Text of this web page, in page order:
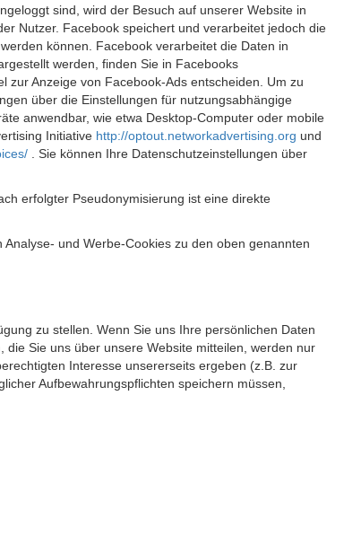
sind, wird der Besuch auf unserer Website in
Nutzer. Facebook speichert und verarbeitet jedoch die
können. Facebook verarbeitet die Daten in
werden, finden Sie in Facebooks
zur Anzeige von Facebook-Ads entscheiden. Um zu
über die Einstellungen für nutzungsabhängige
anwendbar, wie etwa Desktop-Computer oder mobile
Initiative http://optout.networkadvertising.org und
. Sie können Ihre Datenschutzeinstellungen über
erfolgter Pseudonymisierung ist eine direkte
und Werbe-Cookies zu den oben genannten
zu stellen. Wenn Sie uns Ihre persönlichen Daten
Sie uns über unsere Website mitteilen, werden nur
Interesse unsererseits ergeben (z.B. zur
Aufbewahrungspflichten speichern müssen,